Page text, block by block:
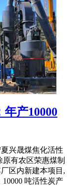
产10000
兴晟煤焦化活性
原有农区荣惠煤制
区内新建本项目,
吨活性炭产